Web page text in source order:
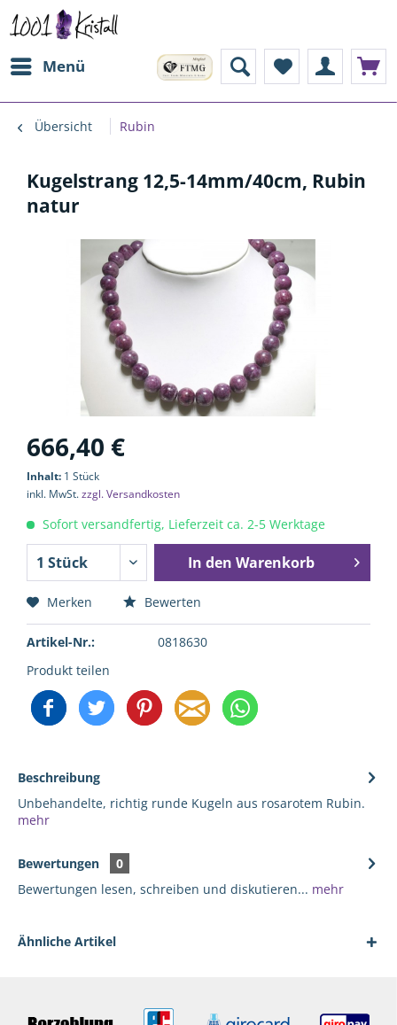
Menü
Übersicht Rubin
Kugelstrang 12,5-14mm/40cm, Rubin
natur
666,40 €
Inhalt: 1 Stück
inkl. MwSt.zzgl. Versandkosten
Sofort versandfertig, Lieferzeit ca. 2-5 Werktage
In den Warenkorb
Merken Bewerten
Artikel-Nr.:
0818630
Produkt teilen
Beschreibung
Unbehandelte, richtig runde Kugeln aus rosarotem Rubin.
mehr
Bewertungen
0
Bewertungen lesen, schreiben und diskutieren... mehr
Ähnliche Artikel